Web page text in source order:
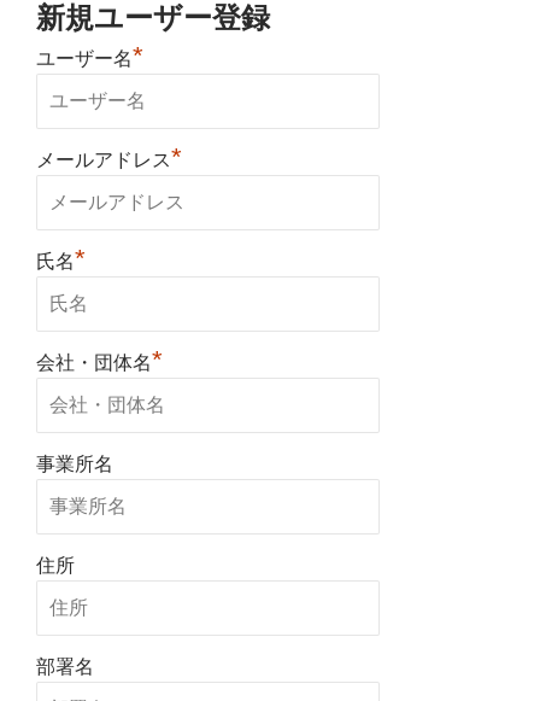
新規ユーザー登録
ユーザー名*
メールアドレス*
氏名*
会社・団体名*
事業所名
住所
部署名